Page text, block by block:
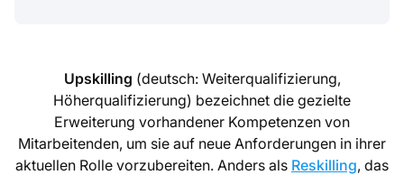
Upskilling (deutsch: Weiterqualifizierung,
Höherqualifizierung) bezeichnet die gezielte
Erweiterung vorhandener Kompetenzen von
Mitarbeitenden, um sie auf neue Anforderungen in ihrer
aktuellen Rolle vorzubereiten. Anders als Reskilling, das